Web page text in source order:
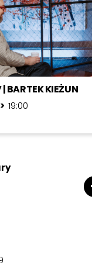
BARTEK KIEŻUN
19:00